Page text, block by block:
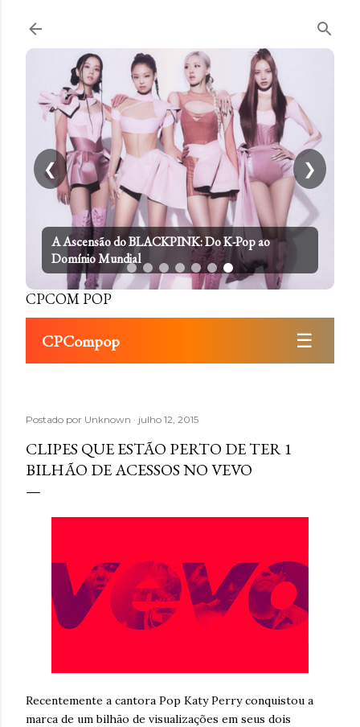
A Ascensão do BLACKPINK: Do K-Pop ao
Domínio Mundial
❮ ❯
CPCOM POP
CPCompop ☰
Postado por Unknown julho 12, 2015
CLIPES QUE ESTÃO PERTO DE TER 1
BILHÃO DE ACESSOS NO VEVO
Recentemente a cantora Pop Katy Perry conquistou a
marca de um bilhão de visualizações em seus dois